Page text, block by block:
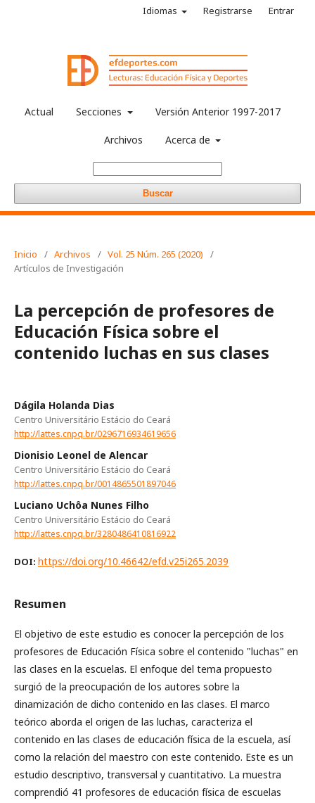
Actual Secciones Versión Anterior 1997-2017
Archivos Acerca de
Buscar
Idiomas Registrarse Entrar
Inicio / Archivos / Vol. 25 Núm. 265 (2020)
/
Artículos de Investigación
La percepción de profesores de
Educación Física sobre el
contenido luchas en sus clases
Dágila Holanda Dias
Centro Universitário Estácio do Ceará
http://lattes.cnpq.br/0296716934619656
Dionisio Leonel de Alencar
Centro Universitário Estácio do Ceará
http://lattes.cnpq.br/0014865501897046
Luciano Uchôa Nunes Filho
Centro Universitário Estácio do Ceará
http://lattes.cnpq.br/3280486410816922
DOI: https://doi.org/10.46642/efd.v25i265.2039
Resumen
El objetivo de este estudio es conocer la percepción de los
profesores de Educación Física sobre el contenido "luchas" en
las clases en la escuelas. El enfoque del tema propuesto
surgió de la preocupación de los autores sobre la
dinamización de dicho contenido en las clases. El marco
teórico aborda el origen de las luchas, caracteriza el
contenido en las clases de educación física de la escuela, así
como la relación del maestro con este contenido. Este es un
estudio descriptivo, transversal y cuantitativo. La muestra
comprendió 41 profesores de educación física de escuelas